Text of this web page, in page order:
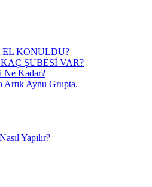
KONULDU?
ŞUBESİ VAR?
Ne Kadar?
Artık Aynu Grupta.
Yapılır?